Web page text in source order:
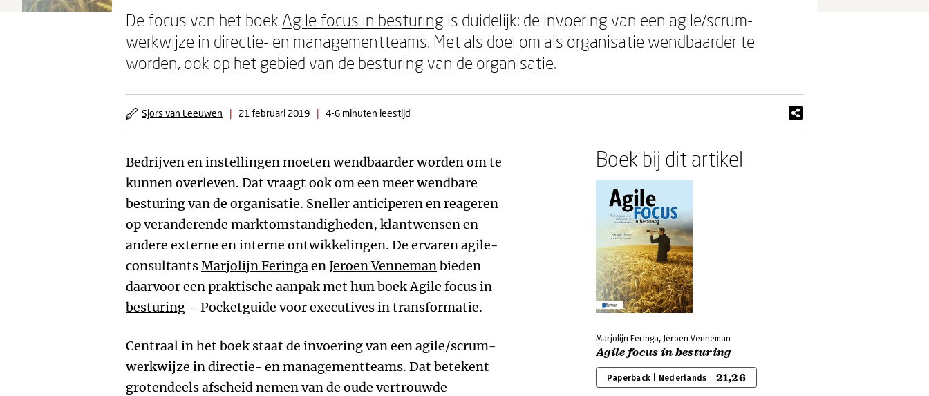
De focus van het boek Agile focus in besturing is duidelijk: de invoering van een agile/scrum-
werkwijze in directie- en managementteams. Met als doel om als organisatie wendbaarder te
worden, ook op het gebied van de besturing van de organisatie.
Sjors van Leeuwen | 21 februari 2019 | 4-6 minuten leestijd
Bedrijven en instellingen moeten wendbaarder worden om te
kunnen overleven. Dat vraagt ook om een meer wendbare
besturing van de organisatie. Sneller anticiperen en reageren
op veranderende marktomstandigheden, klantwensen en
andere externe en interne ontwikkelingen. De ervaren agile-
consultantsMarjolijn FeringaenJeroen Vennemanbieden
daarvoor een praktische aanpak met hun boekAgile focus in
besturing – Pocketguide voor executives in transformatie.
Centraal in het boek staat de invoering van een agile/scrum-
werkwijze in directie- en managementteams. Dat betekent
grotendeels afscheid nemen van de oude vertrouwde
Boek bij dit artikel
Marjolijn Feringa, Jeroen Venneman
Agile focus in besturing
Paperback | Nederlands 21,26